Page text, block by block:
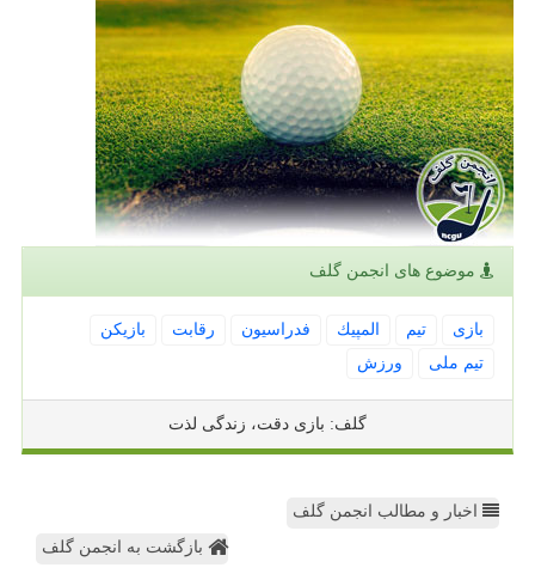
موضوع های انجمن گلف
بازی تیم المپیك فدراسیون رقابت
بازیكن
تیم ملی
ورزش
گلف: بازی دقت، زندگی لذت
اخبار و مطالب انجمن گلف
بازگشت به انجمن گلف